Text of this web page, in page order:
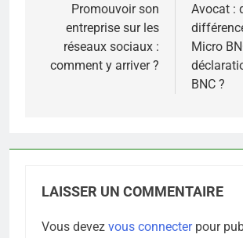
l’article
Promouvoir son
entreprise sur les
réseaux sociaux :
comment y arriver ?
Avocat :
Micro
BNC ?
LAISSER UN COMMENTAIRE
Vous devez vous connecterpour